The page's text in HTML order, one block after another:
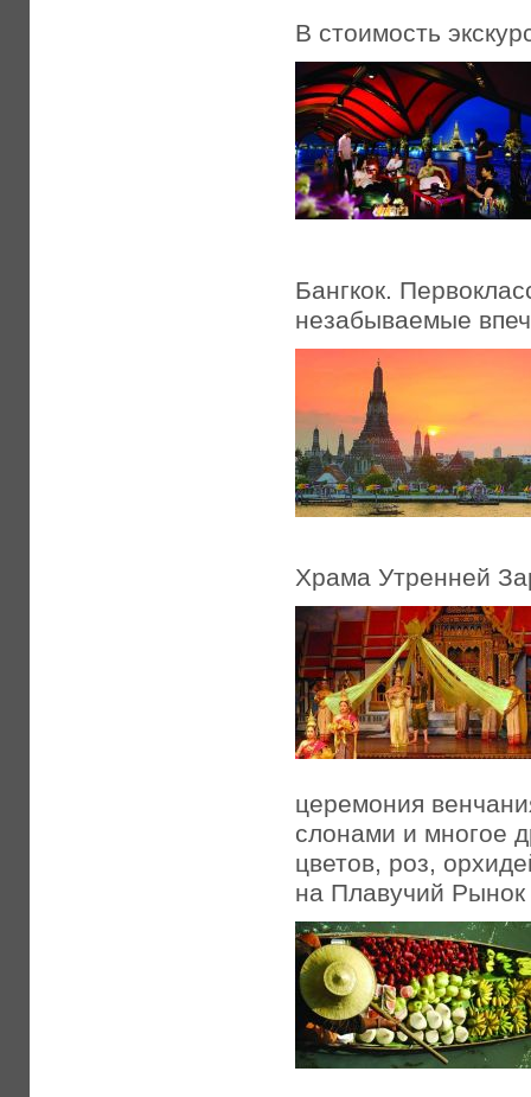
В стоимость
Бангкок.
незабываемые
Храма Утренней
церемония
слонами и многое
цветов, роз,
на Плавучий